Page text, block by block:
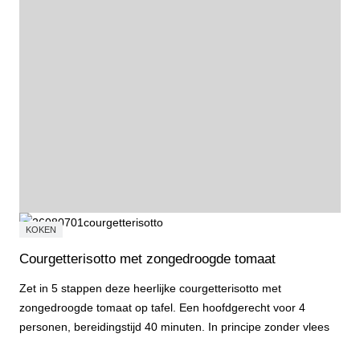
KOKEN
Courgetterisotto met zongedroogde tomaat
Zet in 5 stappen deze heerlijke courgetterisotto met
zongedroogde tomaat op tafel. Een hoofdgerecht voor 4
personen, bereidingstijd 40 minuten. In principe zonder vlees